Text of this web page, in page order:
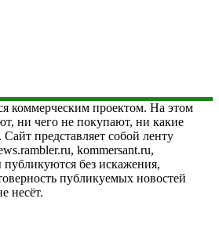
коммерческим проектом. На этом
ни чего не покупают, ни какие
представляет собой ленту
kommersant.ru,
без искажения,
публикуемых новостей
несёт.